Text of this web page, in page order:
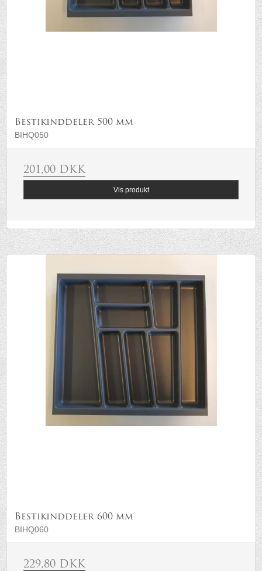
Bestikinddeler 500 mm
BIHQ050
201,00 DKK
Vis produkt
Bestikinddeler 600 mm
BIHQ060
229,80 DKK